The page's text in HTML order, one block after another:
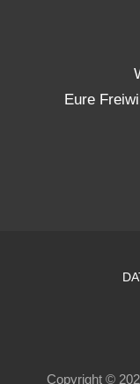
Eure
Copyright ©